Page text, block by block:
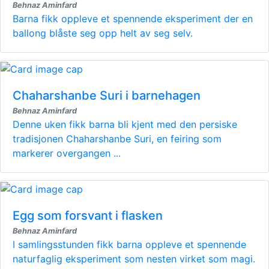
Behnaz Aminfard
Barna fikk oppleve et spennende eksperiment der en
ballong blåste seg opp helt av seg selv.
Chaharshanbe Suri i barnehagen
Behnaz Aminfard
Denne uken fikk barna bli kjent med den persiske
tradisjonen Chaharshanbe Suri, en feiring som
markerer overgangen ...
Egg som forsvant i flasken
Behnaz Aminfard
I samlingsstunden fikk barna oppleve et spennende
naturfaglig eksperiment som nesten virket som magi.